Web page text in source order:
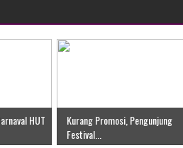
HUT
Kurang Promosi, Pengunjung
Festival...